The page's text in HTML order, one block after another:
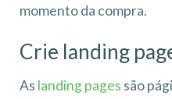
momento da compra.
Crie landing
As landing pages são